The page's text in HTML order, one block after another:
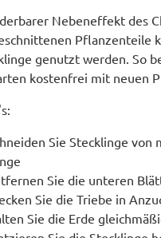
Nebeneffekt des
Pflanzenteile
genutzt werden. So
kostenfrei mit neuen
Sie Stecklinge von
Sie die unteren
Sie die Triebe in
Sie die Erde